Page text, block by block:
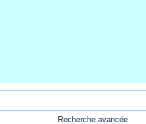
Recherche avancée